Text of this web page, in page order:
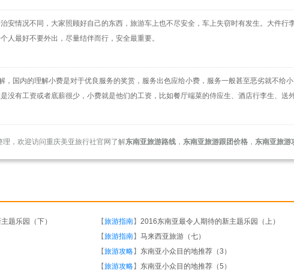
安情况不同，大家照顾好自己的东西，旅游车上也不尽安全，车上失窃时有发生。大件
人最好不要外出，尽量结伴而行，安全最重要。
，国内的理解小费是对于优良服务的奖赏，服务出色应给小费，服务一般甚至恶劣就不给
没有工资或者底薪很少，小费就是他们的工资，比如餐厅端菜的侍应生、酒店行李生、
理，欢迎访问重庆美亚旅行社官网了解东南亚旅游路线 ， 东南亚旅游跟团价格 ， 东南亚旅游
题乐园（下） 【旅游指南】 2016东南亚最令人期待的新主题乐园（上）
【旅游指南】 马来西亚旅游（七）
【旅游攻略】 东南亚小众目的地推荐（3）
【旅游攻略】 东南亚小众目的地推荐（5）